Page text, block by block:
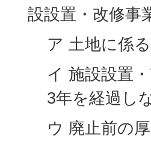
設設置・改修事
ア 土地に係
イ 施設設置
3年を経過し
ウ 廃止前の